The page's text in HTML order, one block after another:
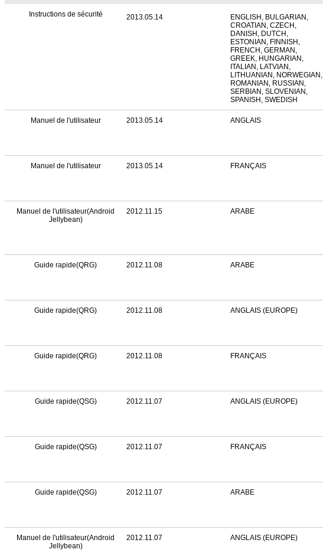
Instructions de sécurité 2013.05.14
ENGLISH, BULGARIAN,
CROATIAN, CZECH,
DANISH, DUTCH,
ESTONIAN, FINNISH,
FRENCH, GERMAN,
GREEK, HUNGARIAN,
ITALIAN, LATVIAN,
LITHUANIAN, NORWEGIAN,
ROMANIAN, RUSSIAN,
SERBIAN, SLOVENIAN,
SPANISH, SWEDISH
Manuel de l'utilisateur 2013.05.14 ANGLAIS
Manuel de l'utilisateur 2013.05.14 FRANÇAIS
Manuel de l'utilisateur(Android
Jellybean)
2012.11.15 ARABE
Guide rapide(QRG) 2012.11.08 ARABE
Guide rapide(QRG) 2012.11.08 ANGLAIS (EUROPE)
Guide rapide(QRG) 2012.11.08 FRANÇAIS
Guide rapide(QSG) 2012.11.07 ANGLAIS (EUROPE)
Guide rapide(QSG) 2012.11.07 FRANÇAIS
Guide rapide(QSG) 2012.11.07 ARABE
Manuel de l'utilisateur(Android
Jellybean)
2012.11.07 ANGLAIS (EUROPE)